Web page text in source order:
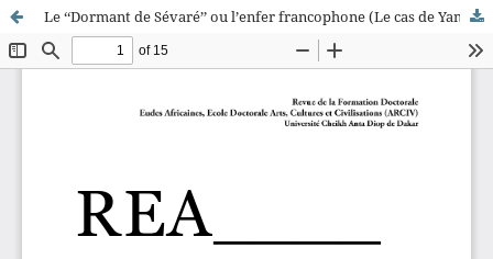
Le ‘‘Dormant de Sévaré’’ ou l’enfer francophone (Le cas de Yambo Ouologuem)